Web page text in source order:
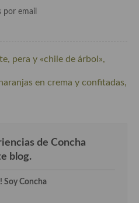
por email
pera y «chile de árbol»,
en crema y confitadas,
de Concha
blog.
Soy Concha